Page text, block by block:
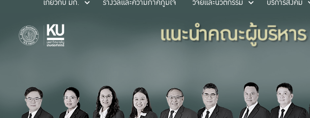
เกี่ยวกับ มก.
รางวัลและความภาคภูมิใจ วิจัยและนวัตกรรม บริการสังคม